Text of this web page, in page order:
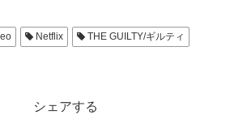
Netflix
THE GUILTY/ギルティ
シェアする